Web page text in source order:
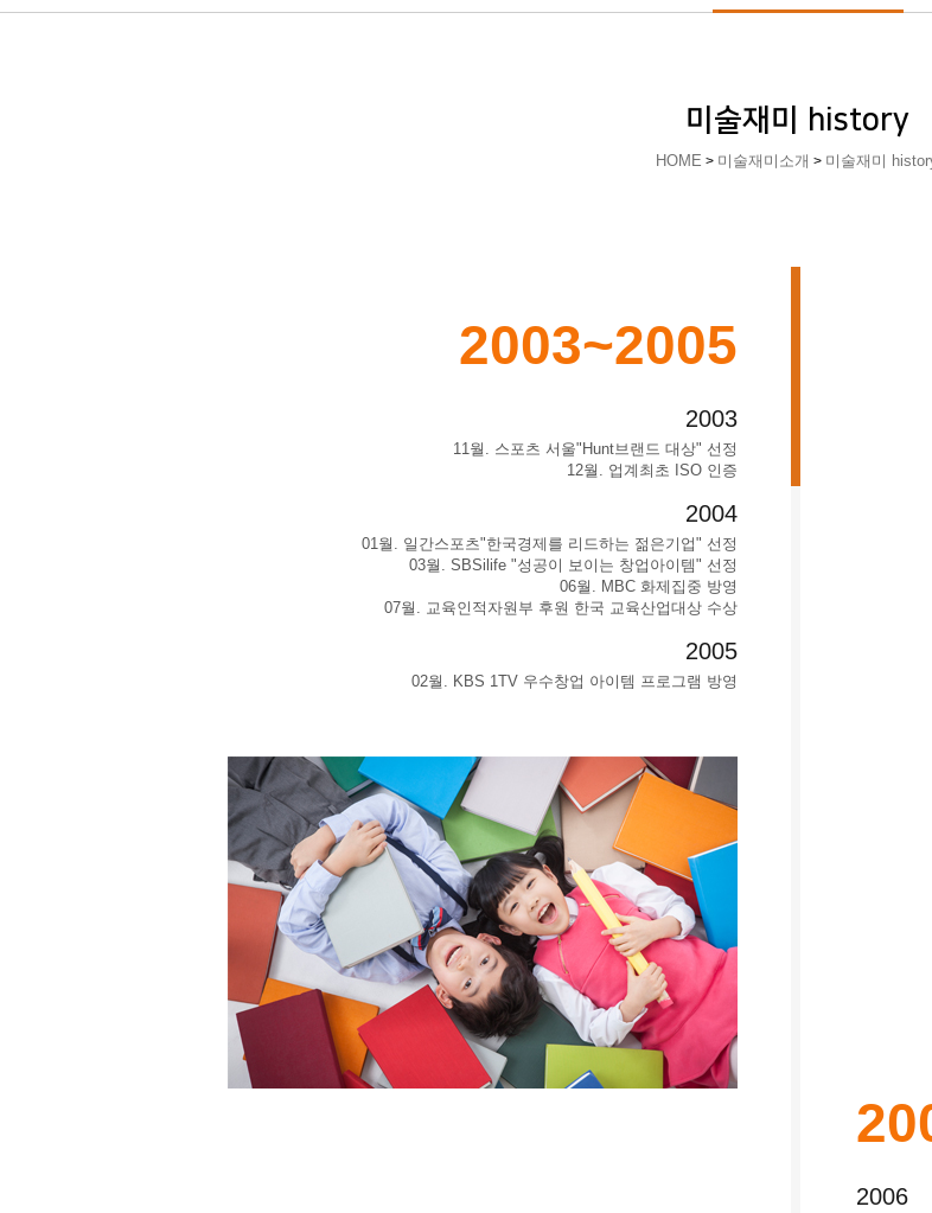
미술재미 history
HOME > 미술재미소개 > 미술재미
2003~2005
2003
11월. 스포츠 서울"Hunt브랜드 대상" 선정
12월. 업계최초 ISO 인증
2004
01월. 일간스포츠"한국경제를 리드하는 젊은기업" 선정
03월. SBSilife "성공이 보이는 창업아이템" 선정
06월. MBC 화제집중 방영
07월. 교육인적자원부 후원 한국 교육산업대상 수상
2005
02월. KBS 1TV 우수창업 아이템 프로그램 방영
2006